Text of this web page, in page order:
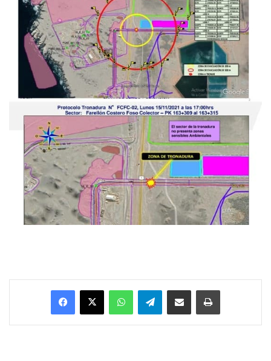
Facebook
X WhatsAppTelegramEnviar vía email Imprimir